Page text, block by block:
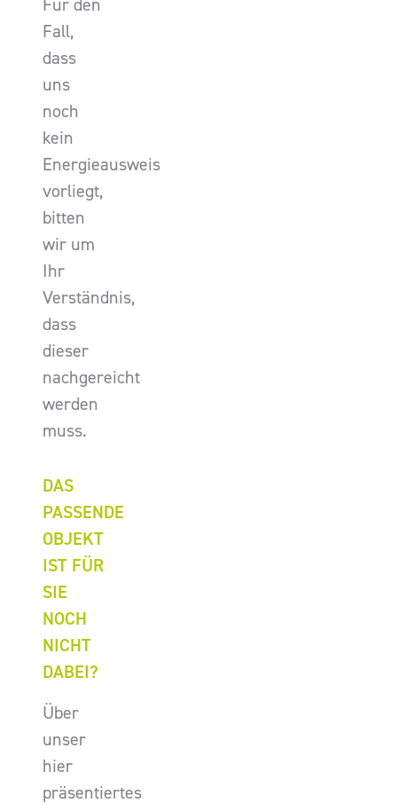
Für den
Fall,
dass
uns
noch
kein
Energieausweis
vorliegt,
bitten
wir um
Ihr
Verständnis,
dass
dieser
nachgereicht
werden
muss.
DAS
PASSENDE
OBJEKT
IST FÜR
SIE
NOCH
NICHT
DABEI?
Über
unser
hier
präsentiertes